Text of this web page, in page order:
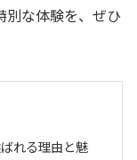
別な体験を、ぜひ
れる理由と魅